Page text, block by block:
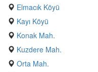
Elmacık Köyü
Kayı Köyü
Konak Mah.
Kuzdere Mah.
Orta Mah.